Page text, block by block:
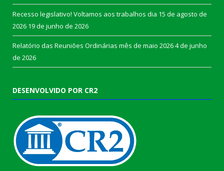
Recesso legislativo! Voltamos aos trabalhos dia 15 de agosto de
2026 19 de junho de 2026
Relatório das Reuniões Ordinárias mês de maio 20264 de junho
de 2026
DESENVOLVIDO POR CR2